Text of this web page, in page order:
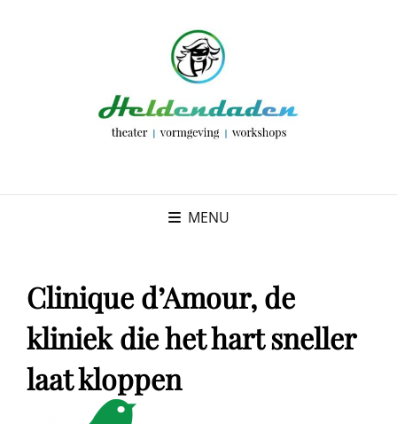
MENU
Clinique d’Amour, de
kliniek die het hart sneller
laat kloppen